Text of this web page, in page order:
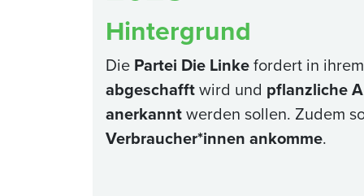
Hintergrund
Die Partei Die Linkefordert in
abgeschafftwird und pflanzliche
anerkanntwerden sollen. Zudem
Verbraucher*innen ankomme.